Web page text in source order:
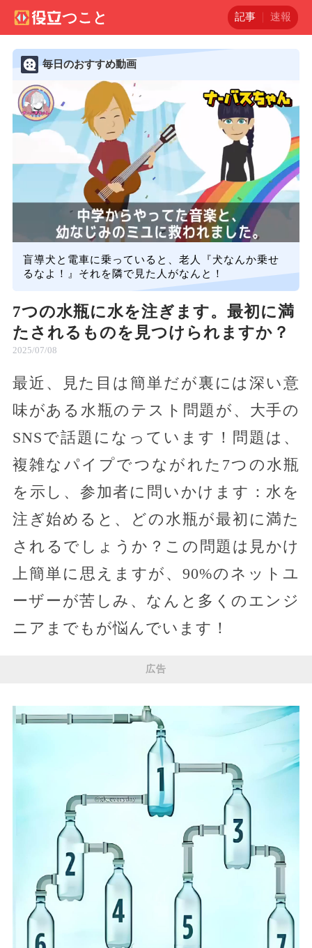
記事 速報
毎日のおすすめ動画
盲導犬と電車に乗っていると、老人『犬なんか乗せ
るなよ！』それを隣で見た人がなんと！
7つの水瓶に水を注ぎます。最初に満
たされるものを見つけられますか？
2025/07/08
最近、見た目は簡単だが裏には深い意
味がある水瓶のテスト問題が、大手の
SNSで話題になっています！問題は、
複雑なパイプでつながれた7つの水瓶
を示し、参加者に問いかけます：水を
注ぎ始めると、どの水瓶が最初に満た
されるでしょうか？この問題は見かけ
上簡単に思えますが、90%のネットユ
ーザーが苦しみ、なんと多くのエンジ
ニアまでもが悩んでいます！
広告